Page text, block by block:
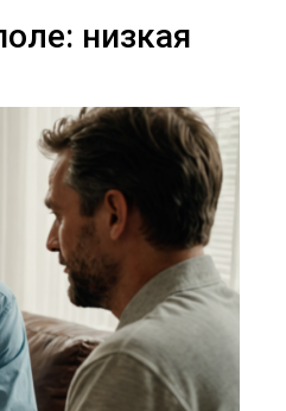
низкая